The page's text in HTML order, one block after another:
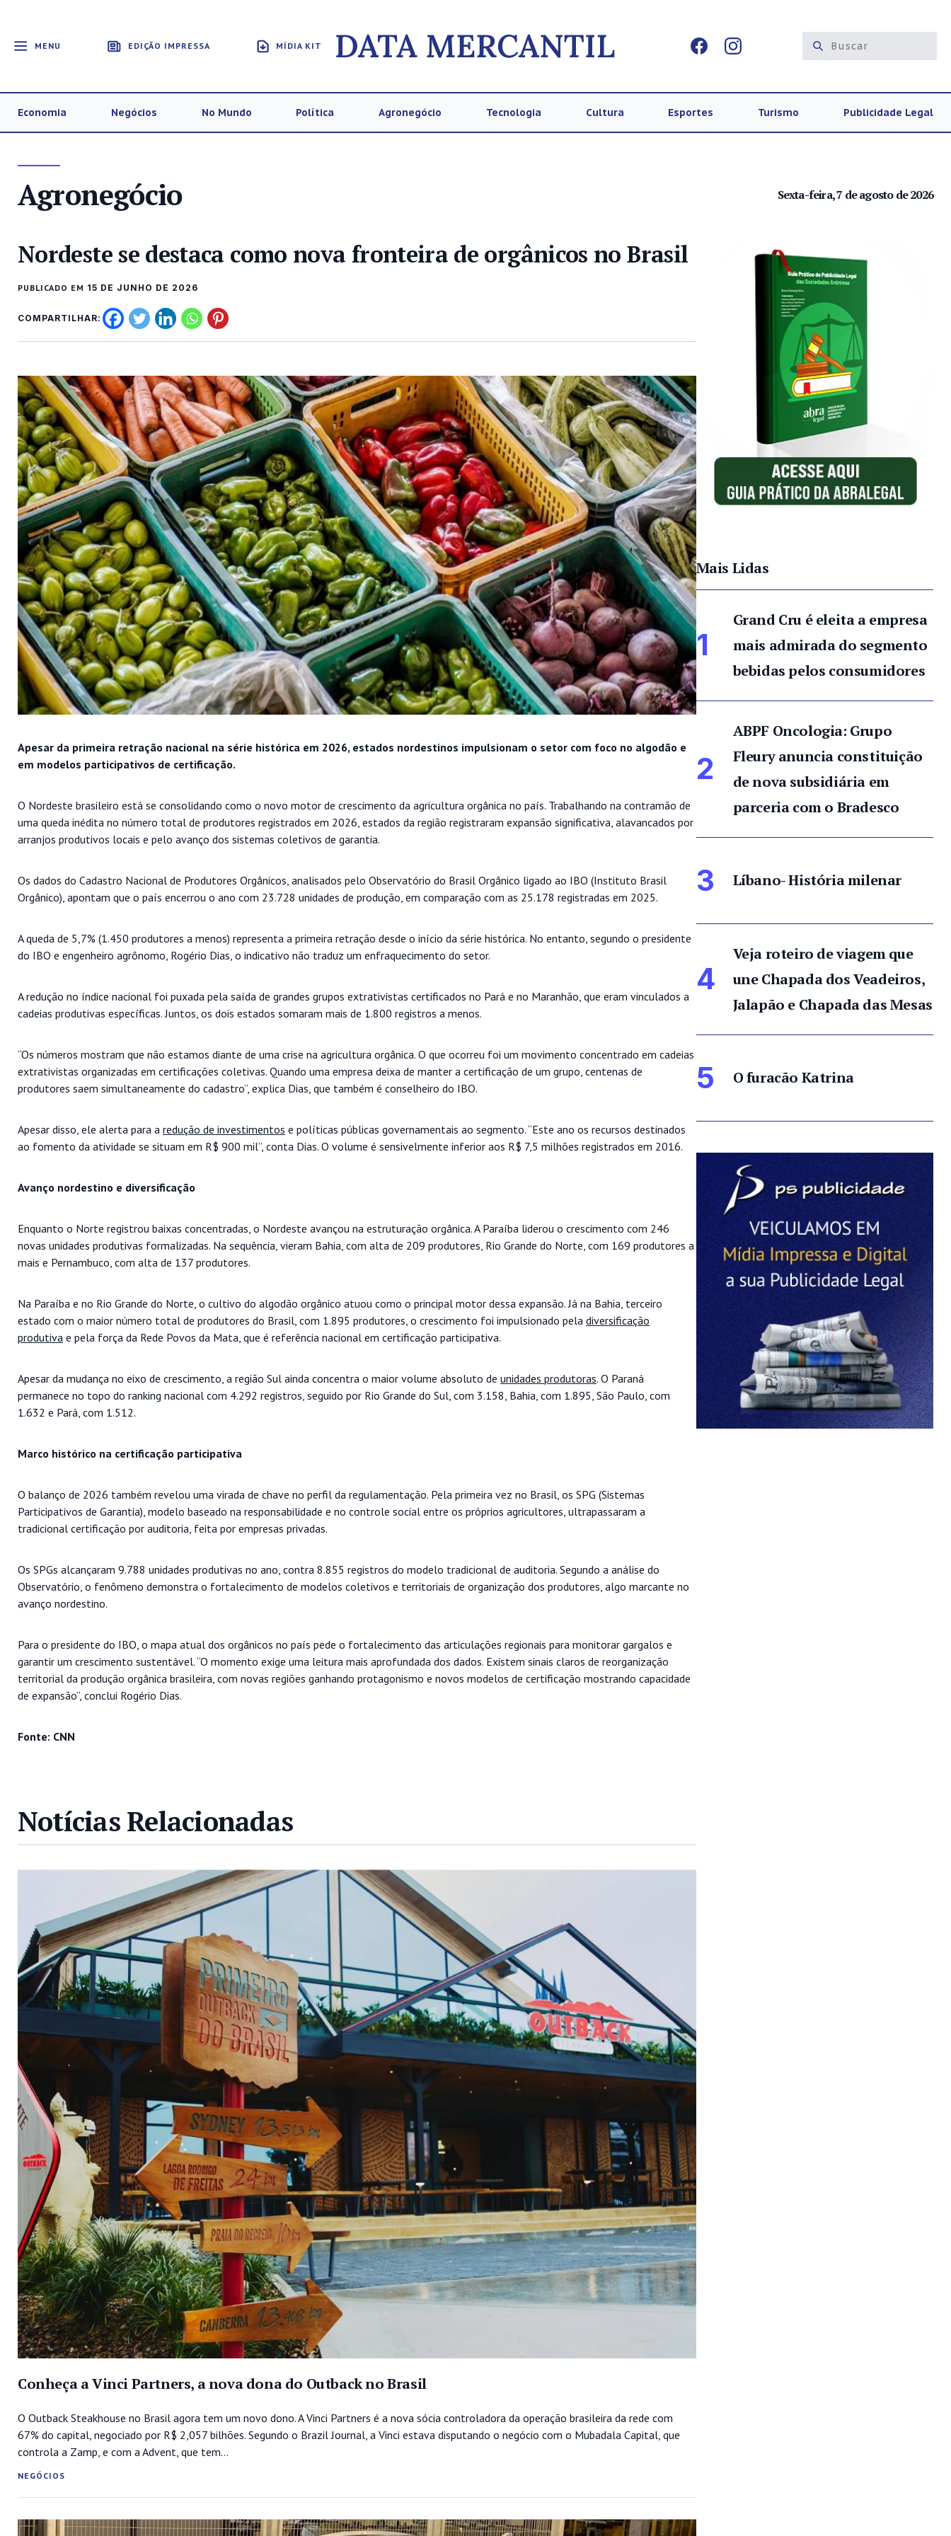
MENU EDIÇÃO IMPRESSA MÍDIA KIT
Economia Negócios No Mundo Política Agronegócio Tecnologia Cultura Esportes Turismo Publicidade Legal
Agronegócio Sexta-feira, 7 de agosto de 2026
Nordeste se destaca como nova fronteira de orgânicos no Brasil
PUBLICADO EM 15 DE JUNHO DE 2026
COMPARTILHAR:
Apesar da primeira retração nacional na série histórica em 2026, estados nordestinos impulsionam o setor com foco no algodão e
em modelos participativos de certificação.
O Nordeste brasileiro está se consolidando como o novo motor de crescimento da agricultura orgânica no país. Trabalhando na contramão de
uma queda inédita no número total de produtores registrados em 2026, estados da região registraram expansão significativa, alavancados por
arranjos produtivos locais e pelo avanço dos sistemas coletivos de garantia.
Os dados do Cadastro Nacional de Produtores Orgânicos, analisados pelo Observatório do Brasil Orgânico ligado ao IBO (Instituto Brasil
Orgânico), apontam que o país encerrou o ano com 23.728 unidades de produção, em comparação com as 25.178 registradas em 2025.
A queda de 5,7% (1.450 produtores a menos) representa a primeira retração desde o início da série histórica. No entanto, segundo o presidente
do IBO e engenheiro agrônomo, Rogério Dias, o indicativo não traduz um enfraquecimento do setor.
A redução no índice nacional foi puxada pela saída de grandes grupos extrativistas certificados no Pará e no Maranhão, que eram vinculados a
cadeias produtivas específicas. Juntos, os dois estados somaram mais de 1.800 registros a menos.
“Os números mostram que não estamos diante de uma crise na agricultura orgânica. O que ocorreu foi um movimento concentrado em cadeias
extrativistas organizadas em certificações coletivas. Quando uma empresa deixa de manter a certificação de um grupo, centenas de
produtores saem simultaneamente do cadastro”, explica Dias, que também é conselheiro do IBO.
Apesar disso, ele alerta para a redução de investimentos e políticas públicas governamentais ao segmento. “Este ano os recursos destinados
ao fomento da atividade se situam em R$ 900 mil”, conta Dias. O volume é sensivelmente inferior aos R$ 7,5 milhões registrados em 2016.
Avanço nordestino e diversificação
Enquanto o Norte registrou baixas concentradas, o Nordeste avançou na estruturação orgânica. A Paraíba liderou o crescimento com 246
novas unidades produtivas formalizadas. Na sequência, vieram Bahia, com alta de 209 produtores, Rio Grande do Norte, com 169 produtores a
mais e Pernambuco, com alta de 137 produtores.
Na Paraíba e no Rio Grande do Norte, o cultivo do algodão orgânico atuou como o principal motor dessa expansão. Já na Bahia, terceiro
estado com o maior número total de produtores do Brasil, com 1.895 produtores, o crescimento foi impulsionado pela diversificação
produtiva e pela força da Rede Povos da Mata, que é referência nacional em certificação participativa.
Apesar da mudança no eixo de crescimento, a região Sul ainda concentra o maior volume absoluto de unidades produtoras. O Paraná
permanece no topo do ranking nacional com 4.292 registros, seguido por Rio Grande do Sul, com 3.158, Bahia, com 1.895, São Paulo, com
1.632 e Pará, com 1.512.
Marco histórico na certificação participativa
O balanço de 2026 também revelou uma virada de chave no perfil da regulamentação. Pela primeira vez no Brasil, os SPG (Sistemas
Participativos de Garantia), modelo baseado na responsabilidade e no controle social entre os próprios agricultores, ultrapassaram a
tradicional certificação por auditoria, feita por empresas privadas.
Os SPGs alcançaram 9.788 unidades produtivas no ano, contra 8.855 registros do modelo tradicional de auditoria. Segundo a análise do
Observatório, o fenômeno demonstra o fortalecimento de modelos coletivos e territoriais de organização dos produtores, algo marcante no
avanço nordestino.
Para o presidente do IBO, o mapa atual dos orgânicos no país pede o fortalecimento das articulações regionais para monitorar gargalos e
garantir um crescimento sustentável. “O momento exige uma leitura mais aprofundada dos dados. Existem sinais claros de reorganização
territorial da produção orgânica brasileira, com novas regiões ganhando protagonismo e novos modelos de certificação mostrando capacidade
de expansão”, conclui Rogério Dias.
Fonte: CNN
Notícias Relacionadas
Conheça a Vinci Partners, a nova dona do Outback no Brasil
O Outback Steakhouse no Brasil agora tem um novo dono. A Vinci Partners é a nova sócia controladora da operação brasileira da rede com
67% do capital, negociado por R$ 2,057 bilhões. Segundo o Brazil Journal, a Vinci estava disputando o negócio com o Mubadala Capital, que
controla a Zamp, e com a Advent, que tem...
NEGÓCIOS
Mais Lidas
1
Grand Cru é eleita a empresa
mais admirada do segmento
bebidas pelos consumidores
2
ABPF Oncologia: Grupo
Fleury anuncia constituição
de nova subsidiária em
parceria com o Bradesco
3 Líbano- História milenar
4
Veja roteiro de viagem que
une Chapada dos Veadeiros,
Jalapão e Chapada das Mesas
5 O furacão Katrina